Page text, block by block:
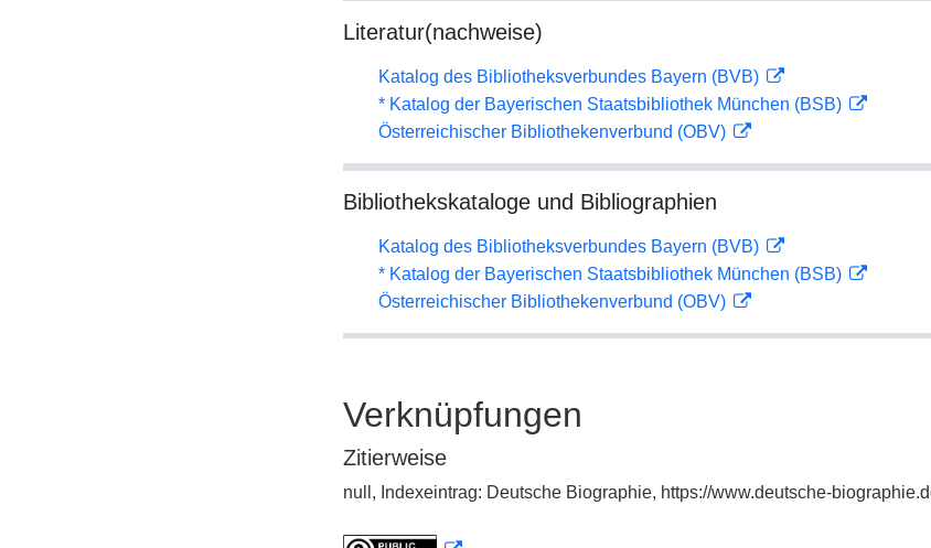
Literatur(nachweise)
Katalog des Bibliotheksverbundes Bayern (BVB)
* Katalog der Bayerischen Staatsbibliothek München (BSB)
Österreichischer Bibliothekenverbund (OBV)
Bibliothekskataloge und Bibliographien
Katalog des Bibliotheksverbundes Bayern (BVB)
* Katalog der Bayerischen Staatsbibliothek München (BSB)
Österreichischer Bibliothekenverbund (OBV)
Verknüpfungen
Zitierweise
null, Indexeintrag: Deutsche Biographie, https://www.deutsche-